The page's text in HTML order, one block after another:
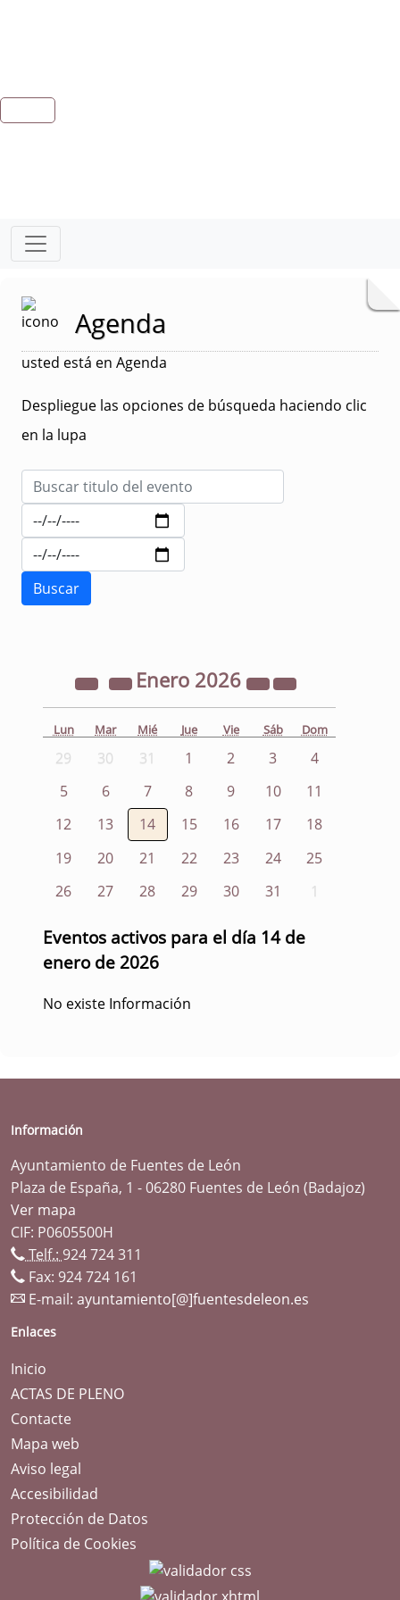
Agenda
usted está en Agenda
Despliegue las opciones de búsqueda haciendo clic
en la lupa
Enero 2026
Lun Mar Mié Jue Vie Sáb Dom
29 30 31 1 2 3
4
5
6 7 8 9 10
11
12
13 14 15 16 17
18
19
20 21 22 23 24
25
26
27 28 29 30 31 1
Eventos activos para el día 14 de
enero de 2026
No existe Información
Información
Ayuntamiento de Fuentes de León
Plaza de España, 1 - 06280 Fuentes de León (Badajoz)
Ver mapa
CIF: P0605500H
Telf.: 924 724 311
Fax: 924 724 161
E-mail: ayuntamiento[@]fuentesdeleon.es
Enlaces
Inicio
ACTAS DE PLENO
Contacte
Mapa web
Aviso legal
Accesibilidad
Protección de Datos
Política de Cookies